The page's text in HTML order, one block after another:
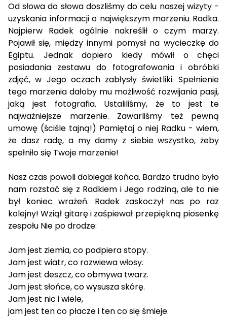
Od słowa do słowa doszliśmy do celu naszej wizyty -
uzyskania informacji o największym marzeniu Radka.
Najpierw Radek ogólnie nakreślił o czym marzy.
Pojawił się, między innymi pomysł na wycieczkę do
Egiptu. Jednak dopiero kiedy mówił o chęci
posiadania zestawu do fotografowania i obróbki
zdjęć, w Jego oczach zabłysły świetliki. Spełnienie
tego marzenia dałoby mu możliwość rozwijania pasji,
jaką jest fotografia. Ustaliliśmy, że to jest te
najważniejsze marzenie. Zawarliśmy też pewną
umowę (ściśle tajną!) Pamiętaj o niej Radku - wiem,
że dasz radę, a my damy z siebie wszystko, żeby
spełniło się Twoje marzenie!
Nasz czas powoli dobiegał końca. Bardzo trudno było
nam rozstać się z Radkiem i Jego rodziną, ale to nie
był koniec wrażeń. Radek zaskoczył nas po raz
kolejny! Wziął gitarę i zaśpiewał przepiękną piosenkę
zespołu Nie po drodze:
Jam jest ziemia, co podpiera stopy.
Jam jest wiatr, co rozwiewa włosy.
Jam jest deszcz, co obmywa twarz.
Jam jest słońce, co wysusza skórę.
Jam jest nic i wiele,
jam jest ten co płacze i ten co się śmieje.